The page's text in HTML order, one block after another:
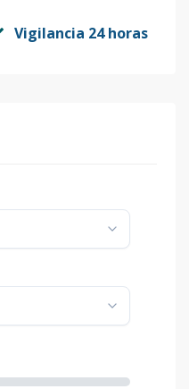
Vigilancia 24 horas